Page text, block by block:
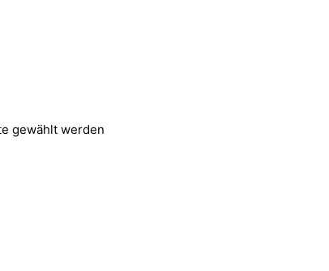
gewählt werden